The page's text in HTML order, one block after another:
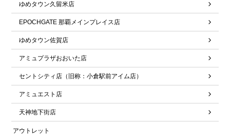
ゆめタウン久留米店
EPOCHGATE 那覇メインプレイス店
ゆめタウン佐賀店
アミュプラザおおいた店
セントシティ店（旧称：小倉駅前アイム店）
アミュエスト店
天神地下街店
アウトレット